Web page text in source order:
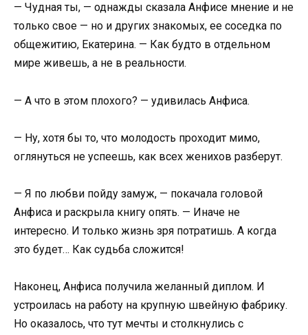
— Чудная ты, — однажды сказала Анфисе мнение и не
только свое — но и других знакомых, ее соседка по
общежитию, Екатерина. — Как будто в отдельном
мире живешь, а не в реальности.
— А что в этом плохого? — удивилась Анфиса.
— Ну, хотя бы то, что молодость проходит мимо,
оглянуться не успеешь, как всех женихов разберут.
— Я по любви пойду замуж, — покачала головой
Анфиса и раскрыла книгу опять. — Иначе не
интересно. И только жизнь зря потратишь. А когда
это будет… Как судьба сложится!
Наконец, Анфиса получила желанный диплом. И
устроилась на работу на крупную швейную фабрику.
Но оказалось, что тут мечты и столкнулись с